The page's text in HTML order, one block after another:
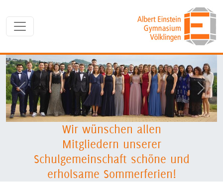
zurück
Wir wünschen allen
Mitgliedern unserer
Schulgemeinschaft schöne und
erholsame Sommerferien!